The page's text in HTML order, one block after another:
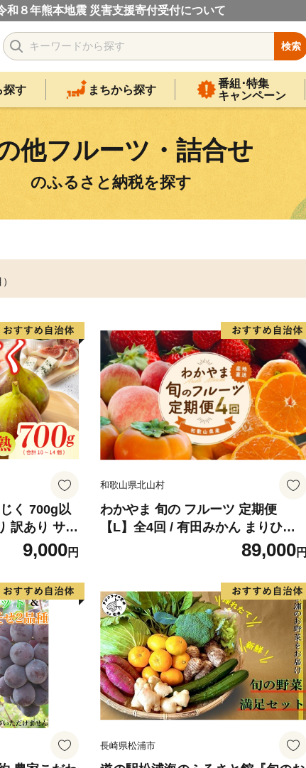
和８年熊本地震 災害支援寄付受付について
検索
探す まちから探す
番組･特集
キャンペーン
他フルーツ・詰合せ
のふるさと納税を探す
く 700g以
訳あり サイ
直送 イチジ
約】
9,000円
和歌山県北山村
わかやま 旬の フルーツ 定期便
【L】全4回 / 有田みかん まりひめ
いちご 桃 柿 ※北海道・沖縄・離島
89,000円
長崎県松浦市